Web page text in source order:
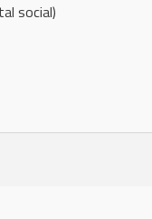
social)